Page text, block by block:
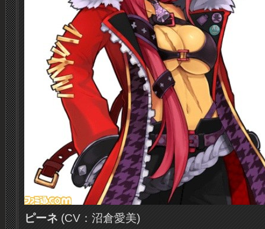
ピーネ (CV：沼倉愛美)